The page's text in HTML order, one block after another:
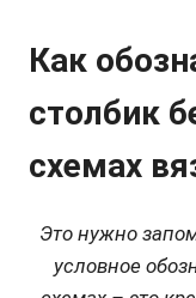
Как
столбик
схемах
Это нужно
условное